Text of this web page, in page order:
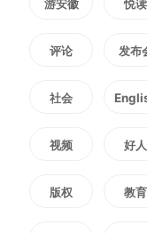
游安徽 悦读
评论 发布
社会
视频 好人
版权 教育